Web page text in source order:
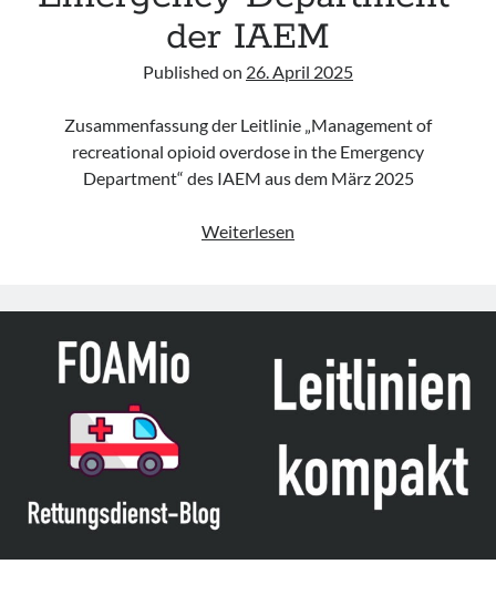
der IAEM
Published on 26. April 2025
Zusammenfassung der Leitlinie „Management of
recreational opioid overdose in the Emergency
Department“ des IAEM aus dem März 2025
Weiterlesen
recreational
overdose
in
the
Department“
der